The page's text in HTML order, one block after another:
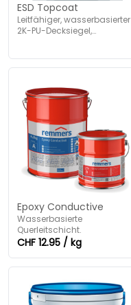
ESD Topcoat
Leitfähiger, wasserbasierter
2K-PU-Decksiegel,
Epoxy Conductive
Wasserbasierte
Querleitschicht.
CHF 12.95 / kg